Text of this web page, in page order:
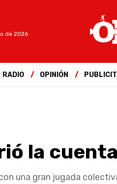
de 2026
RADIO OPINIÓN
la cuenta
una gran jugada